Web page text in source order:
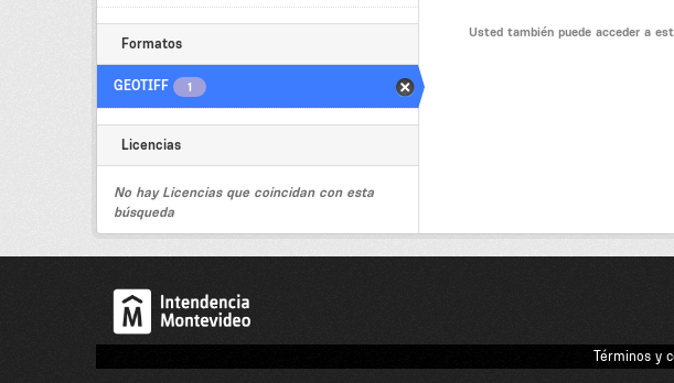
Formatos
GEOTIFF 1
Licencias
No hay Licencias que coincidan con esta
búsqueda
Usted también puede acceder a
Términos y